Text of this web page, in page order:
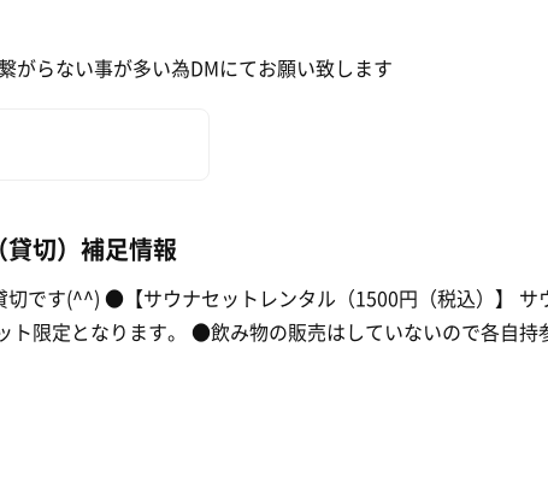
らない事が多い為DMにてお願い致します
切）補足情報
です(^^) ●【サウナセットレンタル（1500円（税込）】 サ
限定となります。 ●飲み物の販売はしていないので各自持